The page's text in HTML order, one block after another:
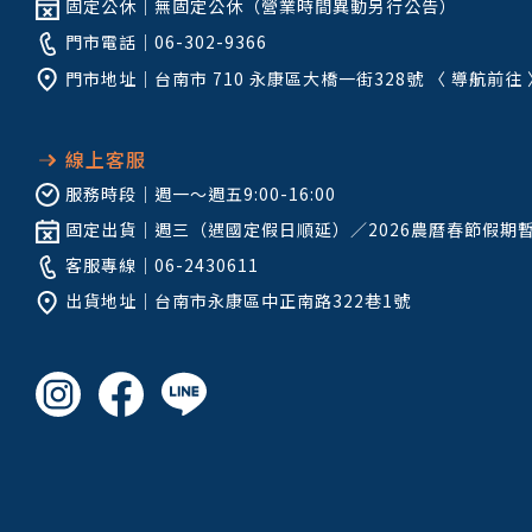
固定公休｜ 無固定公休（營業時間異動另行公告）
門市電話｜ 06-302-9366
門市地址｜ 台南市 710 永康區大橋一街328號 〈 導航前往
線上客服
服務時段｜ 週一～週五9:00-16:00
固定出貨｜ 週三（遇國定假日順延）／2026農曆春節假期
客服專線｜ 06-2430611
出貨地址｜ 台南市永康區中正南路322巷1號